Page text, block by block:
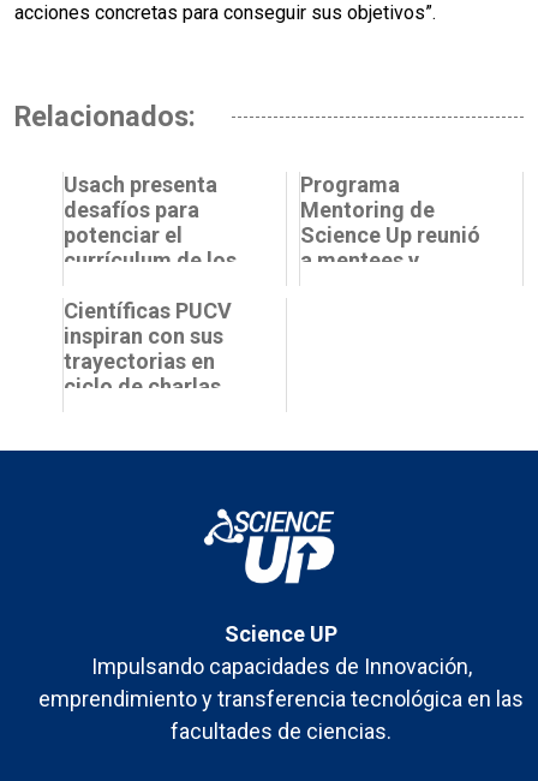
acciones concretas para conseguir sus objetivos”.
Relacionados:
Usach presenta
desafíos para
potenciar el
currículum de los
ciencias
Programa
Mentoring de
Science Up reunió
a mentees y
Científicas PUCV
inspiran con sus
trayectorias en
ciclo de charlas
Science UP
Impulsando capacidades de Innovación,
emprendimiento y transferencia tecnológica en las
facultades de ciencias.